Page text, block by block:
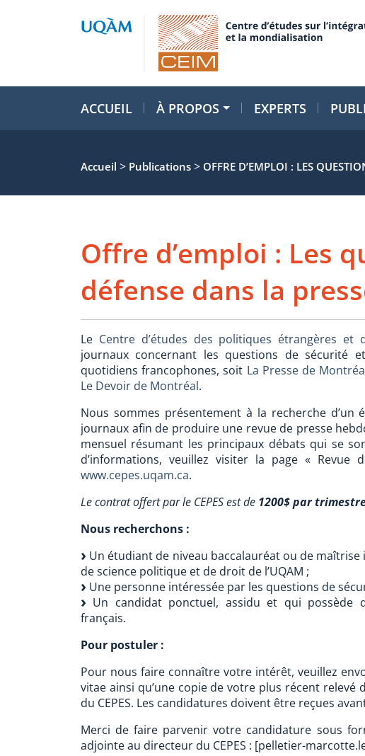
ACCUEIL À PROPOS EXPERTS
Accueil > Publications > OFFRE D’EMPLOI : LES
Offre d’emploi : Les
défense dans la
Le Centre d’études des politiques étrangères et
journaux concernant les questions de sécurité
quotidiens francophones, soit La Presse de
Le Devoir de Montréal.
Nous sommes présentement à la recherche
journaux afin de produire une revue de presse
mensuel résumant les principaux débats qui se
d’informations, veuillez visiter la page «
www.cepes.uqam.ca.
Le contrat offert par le CEPES est de 1200$ par
Nous recherchons :
Un étudiant de niveau baccalauréat ou de
de science politique et de droit de l’UQAM ;
Une personne intéressée par les questions de
Un candidat ponctuel, assidu et qui possède
français.
Pour postuler :
Pour nous faire connaître votre intérêt, veuillez
vitae ainsi qu’une copie de votre plus récent relevé
du CEPES. Les candidatures doivent être reçues
Merci de faire parvenir votre candidature sous
adjointe au directeur du CEPES : [pelletier-